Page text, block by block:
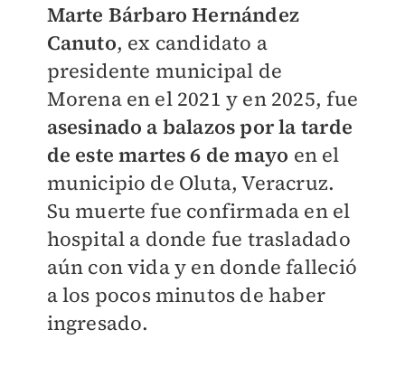
Marte Bárbaro Hernández
Canuto, ex candidato a
presidente municipal de
Morena en el 2021 y en 2025, fue
asesinado a balazos por la tarde
de este martes 6 de mayo en el
municipio de Oluta, Veracruz.
Su muerte fue confirmada en el
hospital a donde fue trasladado
aún con vida y en donde falleció
a los pocos minutos de haber
ingresado.